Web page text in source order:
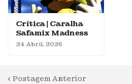
Crítica | Caralha
Safamix Madness
24 Abril, 2026
Postagem Anterior